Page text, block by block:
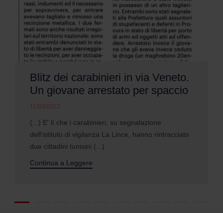
Blitz dei carabinieri in via Veneto.
Un giovane arrestato per spaccio
11/03/2022
(...) E' lì che i carabinieri, su segnalazione
dell'istituto di vigilanza La Lince, hanno rintracciato
due cittadini tunisini (...)
Continua a Leggere